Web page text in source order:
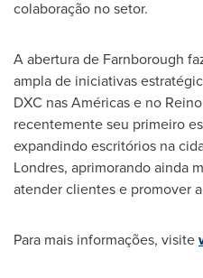
colaboração no setor.
A abertura de Farnborough
ampla de iniciativas
DXC nas Américas e no
recentemente seu primeiro
expandindo escritórios na
Londres, aprimorando ainda
atender clientes e promover
Para mais informações, visite